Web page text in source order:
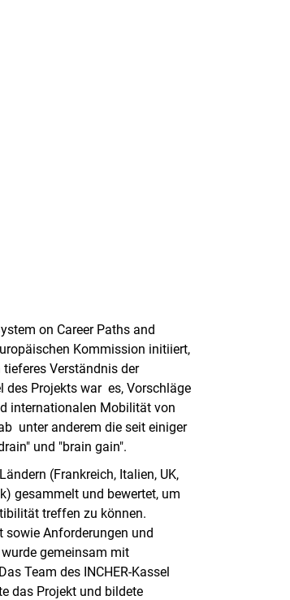
on Career Paths and
Kommission initiiert,
Verständnis der
des Projekts war es, Vorschläge
internationalen Mobilität von
unter anderem die seit einiger
und "brain gain".
(Frankreich, Italien, UK,
gesammelt und bewertet, um
treffen zu können.
sowie Anforderungen und
gemeinsam mit
Team des INCHER-Kassel
das Projekt und bildete